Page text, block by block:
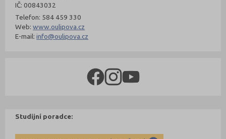
IČ: 00843032
Telefon: 584 459 330
Web:www.oulipova.cz
E-mail:info@oulipova.cz
Studijní poradce: